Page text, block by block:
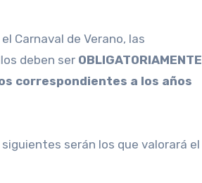
Carnaval de Verano, las
deben ser OBLIGATORIAMENTE
correspondientes a los años
serán los que valorará el